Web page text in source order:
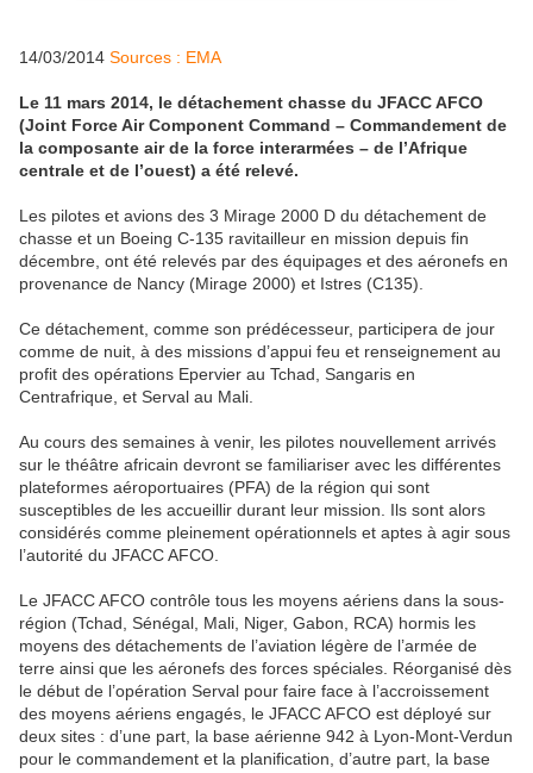
14/03/2014 Sources : EMA
Le 11 mars 2014, le détachement chasse du JFACC AFCO
(Joint Force Air Component Command – Commandement de
la composante air de la force interarmées – de l’Afrique
centrale et de l’ouest) a été relevé.
Les pilotes et avions des 3 Mirage 2000 D du détachement de
chasse et un Boeing C-135 ravitailleur en mission depuis fin
décembre, ont été relevés par des équipages et des aéronefs en
provenance de Nancy (Mirage 2000) et Istres (C135).
Ce détachement, comme son prédécesseur, participera de jour
comme de nuit, à des missions d’appui feu et renseignement au
profit des opérations Epervier au Tchad, Sangaris en
Centrafrique, et Serval au Mali.
Au cours des semaines à venir, les pilotes nouvellement arrivés
sur le théâtre africain devront se familiariser avec les différentes
plateformes aéroportuaires (PFA) de la région qui sont
susceptibles de les accueillir durant leur mission. Ils sont alors
considérés comme pleinement opérationnels et aptes à agir sous
l’autorité du JFACC AFCO.
Le JFACC AFCO contrôle tous les moyens aériens dans la sous-
région (Tchad, Sénégal, Mali, Niger, Gabon, RCA) hormis les
moyens des détachements de l’aviation légère de l’armée de
terre ainsi que les aéronefs des forces spéciales. Réorganisé dès
le début de l’opération Serval pour faire face à l’accroissement
des moyens aériens engagés, le JFACC AFCO est déployé sur
deux sites : d’une part, la base aérienne 942 à Lyon-Mont-Verdun
pour le commandement et la planification, d’autre part, la base